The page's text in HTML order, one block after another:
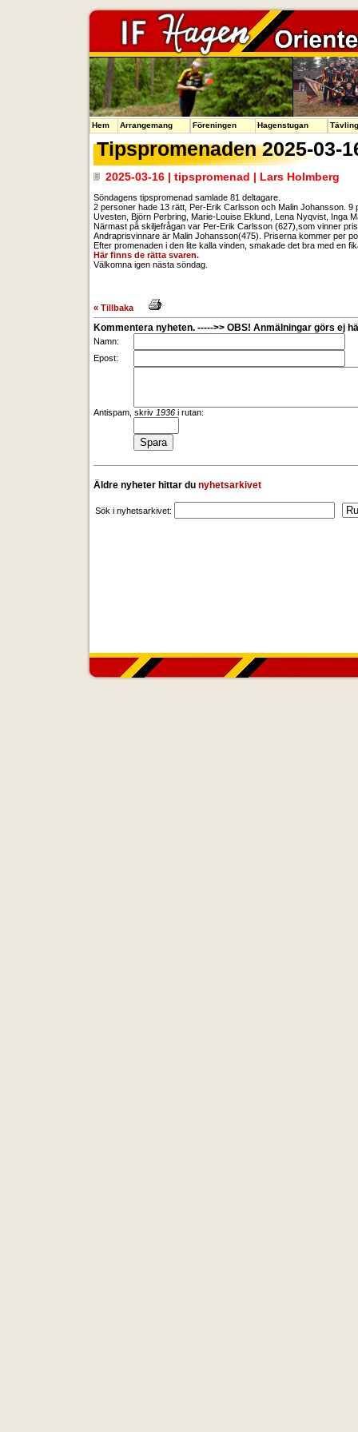
Tipspromenaden 2025-03-
2025-03-16 | tipspromenad | Lars Holmberg
Söndagens tipspromenad samlade 81 deltagare.
2 personer hade 13 rätt, Per-Erik Carlsson och Malin Johansson.
Uvesten, Björn Perbring, Marie-Louise Eklund, Lena Nyqvist, Inga
Närmast på skiljefrågan var Per-Erik Carlsson (627),som vinner
Andraprisvinnare är Malin Johansson(475). Priserna kommer per
Efter promenaden i den lite kalla vinden, smakade det bra med en
Här finns de rätta svaren.
Välkomna igen nästa söndag.
« Tillbaka
Kommentera nyheten. ----->> OBS! Anmälningar görs ej
Namn:
Epost:
Antispam, skriv 1936 i rutan:
Äldre nyheter hittar du nyhetsarkivet
Sök i nyhetsarkivet:
Hem Arrangemang Föreningen Hagenstugan Tävling